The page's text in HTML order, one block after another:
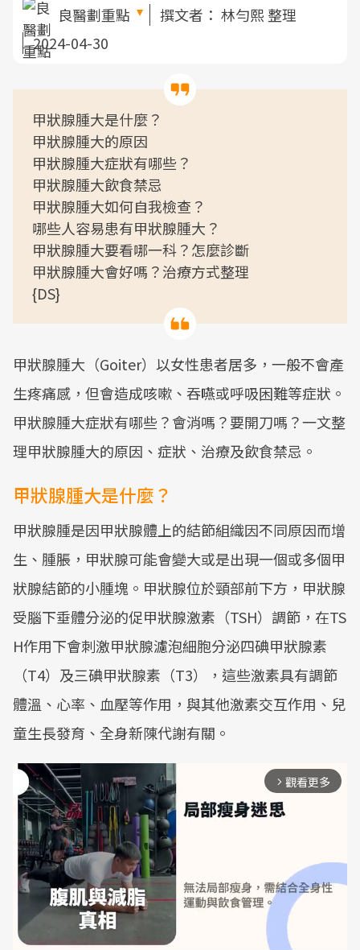
良醫劃重點 撰文者： 林勻熙 整理
2024-04-30
甲狀腺腫大是什麼？
甲狀腺腫大的原因
甲狀腺腫大症狀有哪些？
甲狀腺腫大飲食禁忌
甲狀腺腫大如何自我檢查？
哪些人容易患有甲狀腺腫大？
甲狀腺腫大要看哪一科？怎麼診斷
甲狀腺腫大會好嗎？治療方式整理
{DS}
甲狀腺腫大（Goiter）以女性患者居多，一般不會產
生疼痛感，但會造成咳嗽、吞嚥或呼吸困難等症狀。
甲狀腺腫大症狀有哪些？會消嗎？要開刀嗎？一文整
理甲狀腺腫大的原因、症狀、治療及飲食禁忌。
甲狀腺腫大是什麼？
甲狀腺腫是因甲狀腺體上的結節組織因不同原因而增
生、腫脹，甲狀腺可能會變大或是出現一個或多個甲
狀腺結節的小腫塊。甲狀腺位於頸部前下方，甲狀腺
受腦下垂體分泌的促甲狀腺激素（TSH）調節，在TS
H作用下會刺激甲狀腺濾泡細胞分泌四碘甲狀腺素
（T4）及三碘甲狀腺素（T3），這些激素具有調節
體溫、心率、血壓等作用，與其他激素交互作用、兒
童生長發育、全身新陳代謝有關。
arrow_forward_ios 觀看更多